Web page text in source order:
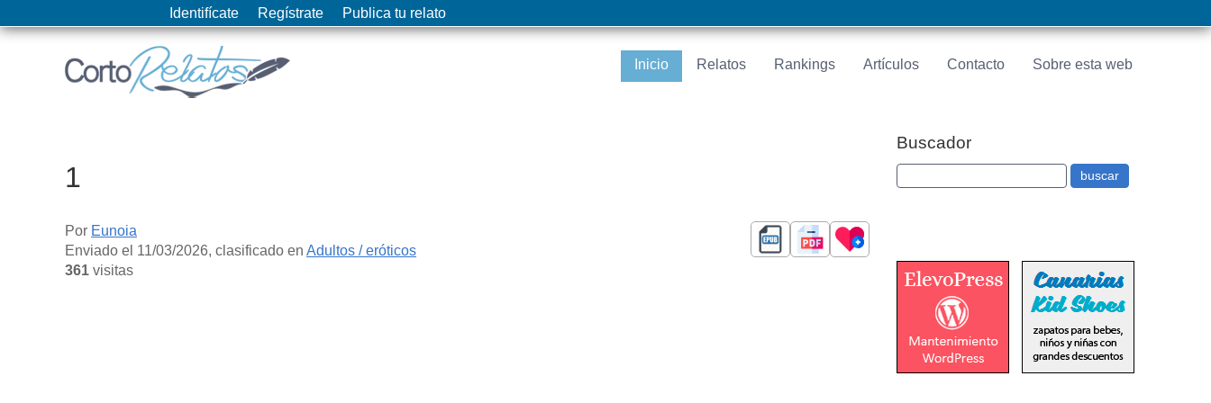
Identifícate Regístrate Publica tu relato
Inicio Relatos Rankings Artículos Contacto Sobre esta web
1
Por Eunoia
Enviado el 11/03/2026, clasificado en Adultos / eróticos
361 visitas
Buscador